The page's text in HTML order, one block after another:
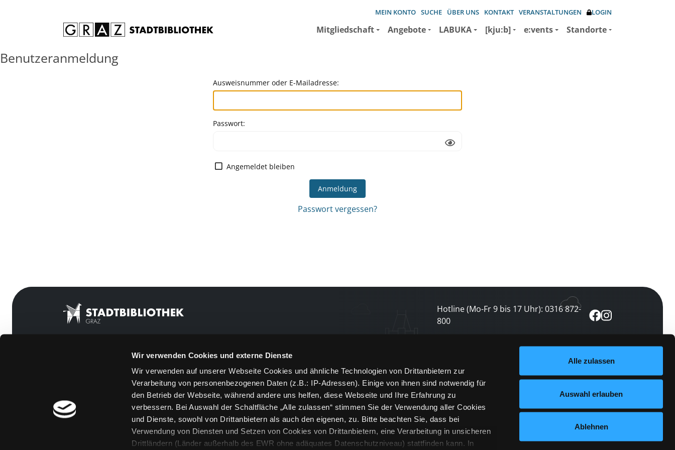
Wir verwenden Cookies und externe Dienste
Wir verwenden auf unserer Webseite Cookies und ähnliche Technologien von Drittanbietern zur
Verarbeitung von personenbezogenen Daten (z.B.: IP-Adressen). Einige von ihnen sind notwendig für
den Betrieb der Webseite, während andere uns helfen, diese Webseite und Ihre Erfahrung zu
verbessern. Bei Auswahl der Schaltfläche „Alle zulassen“ stimmen Sie der Verwendung aller Cookies
und Dienste, sowohl von Drittanbietern als auch den eigenen, zu. Bitte beachten Sie, dass bei
Verwendung von Diensten und Setzen von Cookies von Drittanbietern, eine Verarbeitung in unsicheren
Drittländern (Länder außerhalb des EWR ohne adäquates Datenschutzniveau) stattfinden kann. In
Alle zulassen
Auswahl erlauben
Ablehnen
MEIN KONTO SUCHE ÜBER UNS KONTAKT VERANSTALTUNGEN LOGIN
Mitgliedschaft Angebote LABUKA [kju:b] e:vents Standorte
Benutzeranmeldung
Ausweisnummer oder E-Mailadresse:
Passwort:
Angemeldet bleiben
Passwort vergessen?
Hotline (Mo-Fr 9 bis 17 Uhr): 0316 872-
800
[kju:b]
Feedback
Kontakt
Über uns
Jobs
Medienwunsch
FAQs
Newsletter abonnieren
und keine Veranstaltung verpassen
jetzt abonnieren